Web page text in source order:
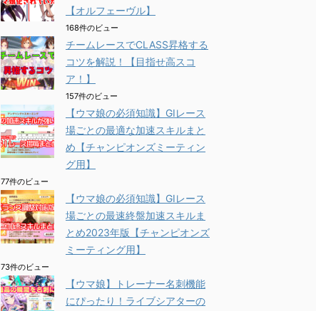
【オルフェーヴル】
168件のビュー
チームレースでCLASS昇格する
コツを解説！【目指せ高スコ
ア！】
157件のビュー
【ウマ娘の必須知識】GⅠレース
場ごとの最適な加速スキルまと
め【チャンピオンズミーティン
グ用】
77件のビュー
【ウマ娘の必須知識】GⅠレース
場ごとの最速終盤加速スキルま
とめ2023年版【チャンピオンズ
ミーティング用】
73件のビュー
【ウマ娘】トレーナー名刺機能
にぴったり！ライブシアターの